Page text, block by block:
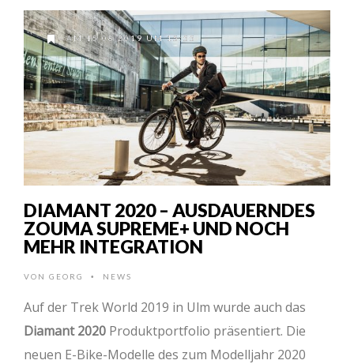
AM 15.08.2019 UM 15:55
DIAMANT 2020 – AUSDAUERNDES
ZOUMA SUPREME+ UND NOCH
MEHR INTEGRATION
VON GEORG • NEWS
Auf der Trek World 2019 in Ulm wurde auch das
Diamant 2020 Produktportfolio präsentiert. Die
neuen E-Bike-Modelle des zum Modelljahr 2020